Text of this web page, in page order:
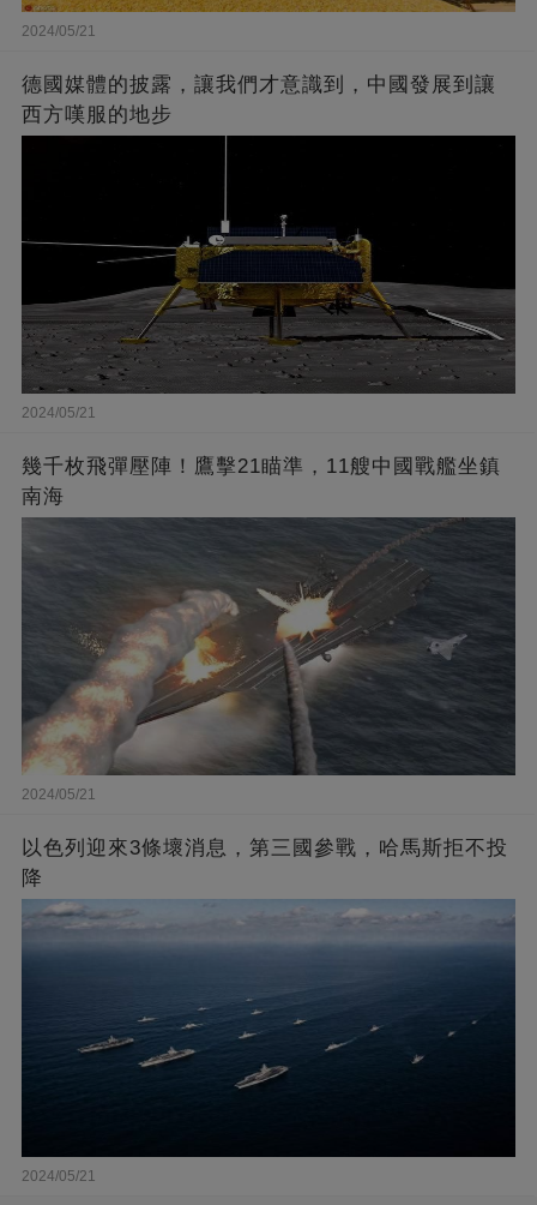
2024/05/21
德國媒體的披露，讓我們才意識到，中國發展到讓
西方嘆服的地步
2024/05/21
幾千枚飛彈壓陣！鷹擊21瞄準，11艘中國戰艦坐鎮
南海
2024/05/21
以色列迎來3條壞消息，第三國參戰，哈馬斯拒不投
降
2024/05/21